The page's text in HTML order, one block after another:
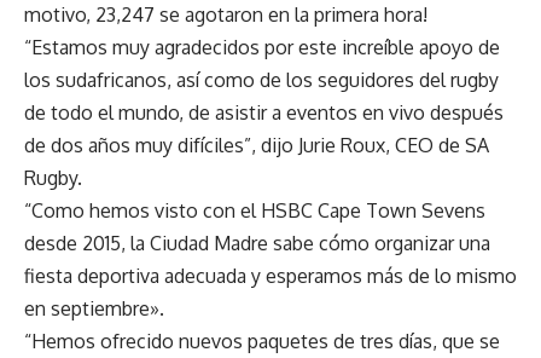
motivo, 23,247 se agotaron en la primera hora!
“Estamos muy agradecidos por este increíble apoyo de
los sudafricanos, así como de los seguidores del rugby
de todo el mundo, de asistir a eventos en vivo después
de dos años muy difíciles”, dijo Jurie Roux, CEO de SA
Rugby.
“Como hemos visto con el HSBC Cape Town Sevens
desde 2015, la Ciudad Madre sabe cómo organizar una
fiesta deportiva adecuada y esperamos más de lo mismo
en septiembre».
“Hemos ofrecido nuevos paquetes de tres días, que se